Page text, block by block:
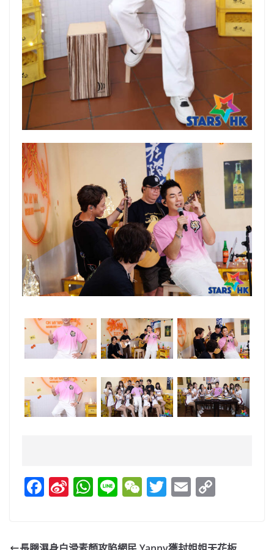
F Si W Li W T E